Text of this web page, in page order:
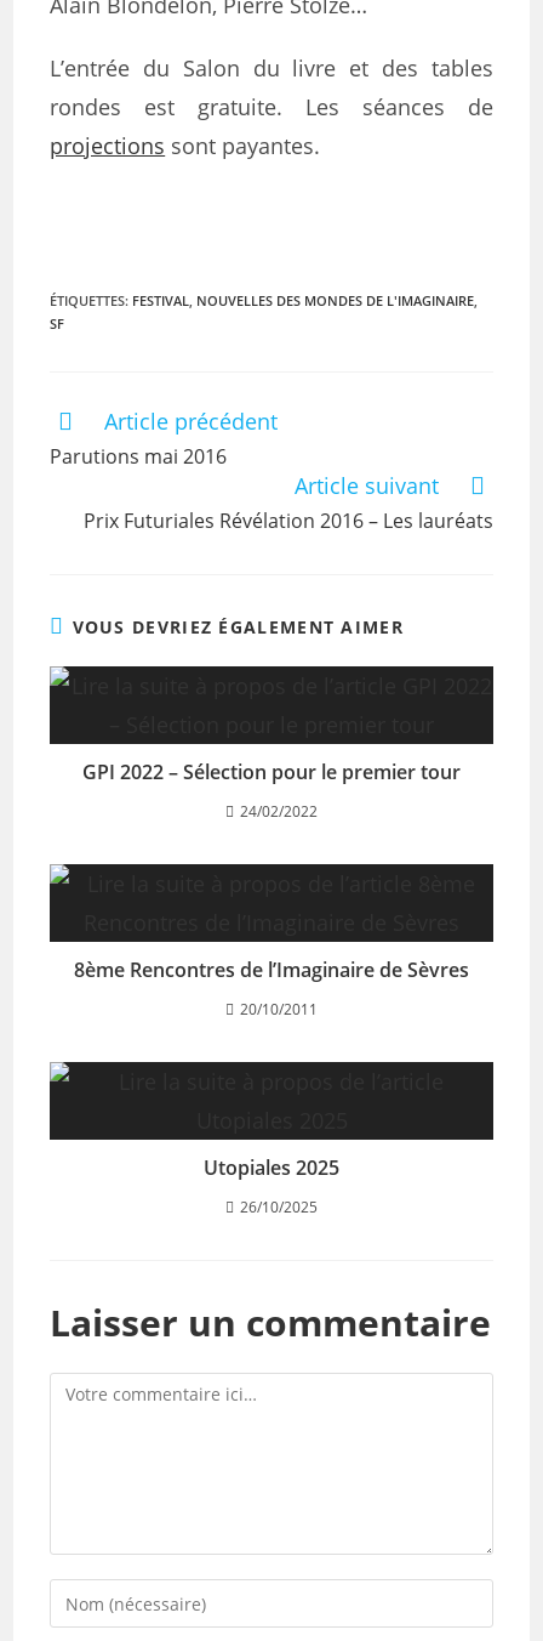
L’entrée du Salon du livre et des tables
rondes est gratuite. Les séances de
projections sont payantes.
ÉTIQUETTES: FESTIVAL, NOUVELLES DES MONDES DE L'IMAGINAIRE,
SF
Article précédent
Parutions mai 2016
Article suivant
Prix Futuriales Révélation 2016 – Les lauréats
VOUS DEVRIEZ ÉGALEMENT AIMER
GPI 2022 – Sélection pour le premier tour
24/02/2022
8ème Rencontres de l’Imaginaire de Sèvres
20/10/2011
Utopiales 2025
26/10/2025
Laisser un commentaire